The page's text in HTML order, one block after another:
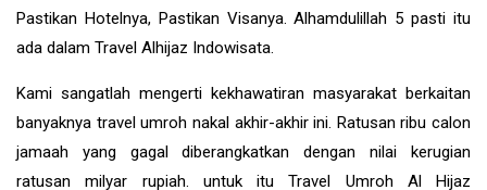
Pastikan Hotelnya, Pastikan Visanya. Alhamdulillah 5 pasti itu
ada dalam Travel Alhijaz Indowisata.
Kami sangatlah mengerti kekhawatiran masyarakat berkaitan
banyaknya travel umroh nakal akhir-akhir ini. Ratusan ribu calon
jamaah yang gagal diberangkatkan dengan nilai kerugian
ratusan milyar rupiah. untuk itu Travel Umroh Al Hijaz